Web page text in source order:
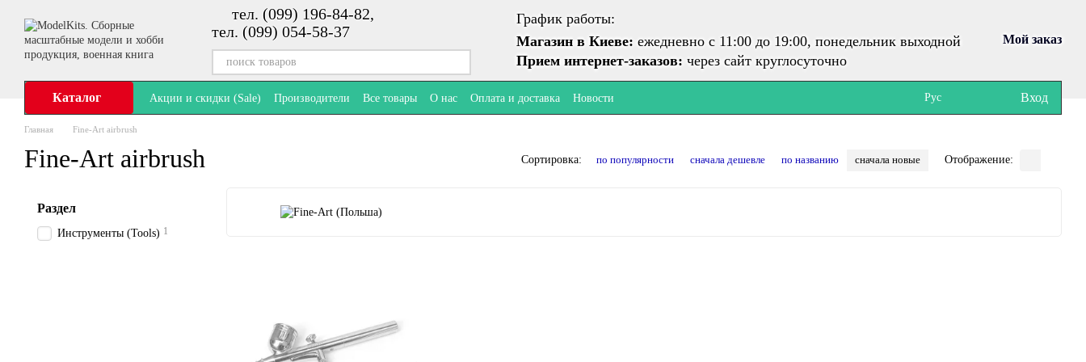
тел. (099) 196-84-82,
тел. (099) 054-58-37
График работы:
Магазин в Киеве: ежедневно с 11:00 до 19:00, понедельник выходной
Прием интернет-заказов: через сайт круглосуточно
Мой заказ
Каталог Акции и скидки (Sale) Производители Все товары О нас Оплата и доставка Новости Рус Вход
Главная Fine-Art airbrush
Fine-Art airbrush Сортировка: по популярности сначала дешевле по названию сначала новые Отображение:
Раздел
Инструменты (Tools) 1